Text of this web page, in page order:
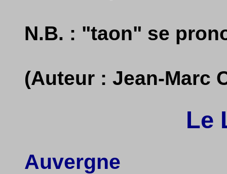
N.B. : "taon" se
(Auteur : Jean-Marc
Le
Auvergne